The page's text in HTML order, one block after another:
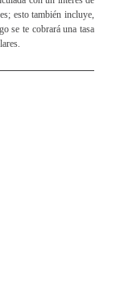
esto también incluye,
se te cobrará una tasa